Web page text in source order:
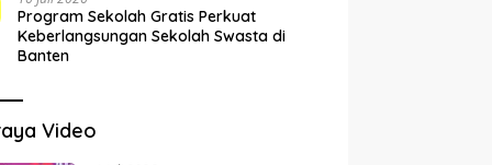
Program Sekolah Gratis Perkuat
Keberlangsungan Sekolah Swasta di
Banten
Video